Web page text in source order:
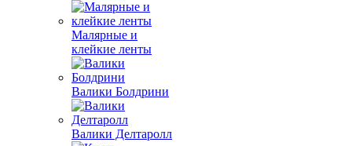
Малярные и
клейкие ленты
Валики Болдрини
Валики Делтаролл